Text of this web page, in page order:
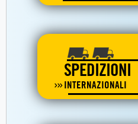
SPEDIZIONI
INTERNAZIONALI